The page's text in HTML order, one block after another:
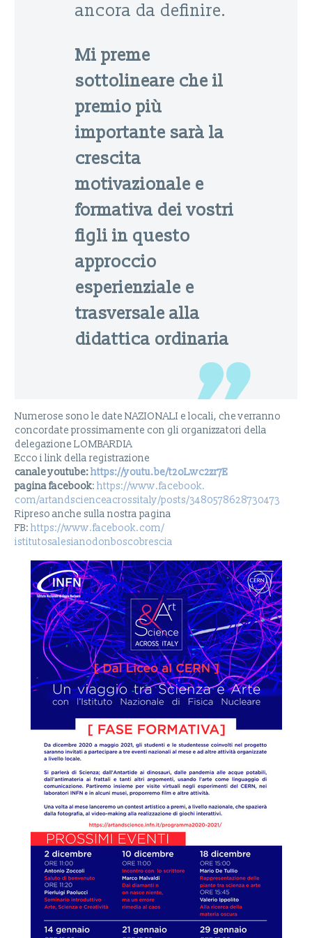
ancora da definire.
Mi preme
sottolineare che il
premio più
importante sarà la
crescita
motivazionale e
formativa dei vostri
figli in questo
approccio
esperienziale e
trasversale alla
didattica ordinaria
Numerose sono le date NAZIONALI e locali, che verranno
concordate prossimamente con gli organizzatori della
delegazione LOMBARDIA
Ecco i link della registrazione
canale youtube:https://youtu.be/t2oLwc2zr7E
pagina facebook: https://www.facebook.
com/artandscienceacrossitaly/posts/3480578628730473
Ripreso anche sulla nostra pagina
FB: https://www.facebook.com/
istitutosalesianodonboscobrescia